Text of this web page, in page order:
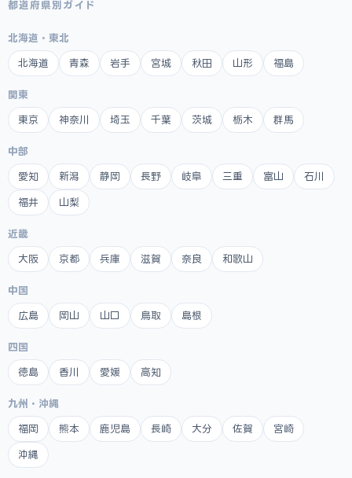
都道府県別ガイド
北海道・東北
北海道 青森 岩手 宮城 秋田 山形 福島
関東
東京 神奈川 埼玉 千葉 茨城 栃木 群馬
中部
愛知 新潟 静岡 長野 岐阜 三重 富山 石川
福井 山梨
近畿
大阪 京都 兵庫 滋賀 奈良 和歌山
中国
広島 岡山 山口 鳥取 島根
四国
徳島 香川 愛媛 高知
九州・沖縄
福岡 熊本 鹿児島 長崎 大分 佐賀 宮崎
沖縄